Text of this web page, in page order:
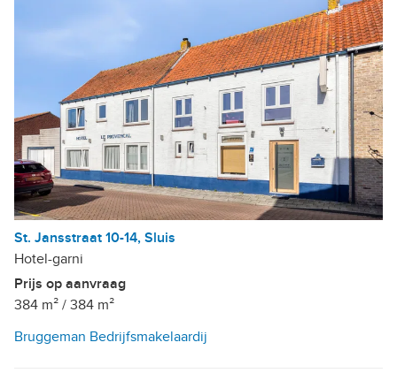
St. Jansstraat 10-14, Sluis
Hotel-garni
Prijs op aanvraag
384 m² / 384 m²
Bruggeman Bedrijfsmakelaardij